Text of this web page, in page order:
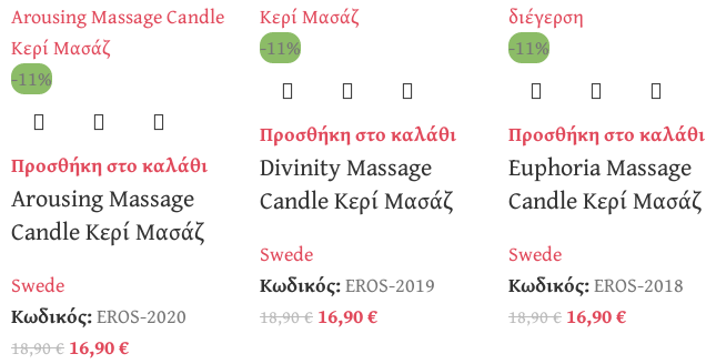
-11%
Προσθήκη στο καλάθι
Arousing Massage
Candle Κερί Μασάζ
Swede
Κωδικός:EROS-2020
18,90€ 16,90€
-11%
Προσθήκη στο καλάθι
Divinity Massage
Candle Κερί Μασάζ
Swede
Κωδικός:EROS-2019
18,90€ 16,90€
-11%
Προσθήκη στο καλάθι
Euphoria Massage
Candle Κερί Μασάζ
Swede
Κωδικός:EROS-2018
18,90€ 16,90€